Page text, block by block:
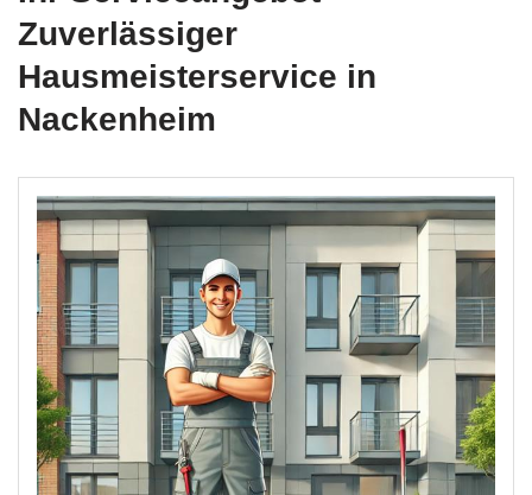
Zuverlässiger
Hausmeisterservice in
Nackenheim